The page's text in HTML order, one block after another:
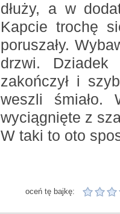
dłuży, a w
Kapcie trochę
poruszały.
drzwi.
zakończył i
weszli
wyciągnięte z
W taki to oto
oceń tę bajkę: